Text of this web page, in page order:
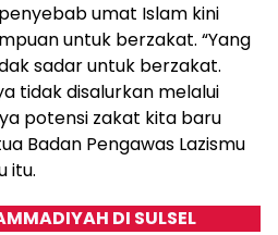
umat Islam kini
untuk berzakat. “Yang
sadar untuk berzakat.
tidak disalurkan melalui
potensi zakat kita baru
Badan Pengawas Lazismu
itu.
DI SULSEL